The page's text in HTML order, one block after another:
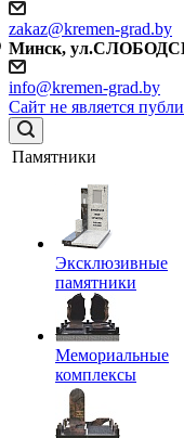
zakaz@kremen-grad.by
Минск,
info@kremen-grad.by
Сайт не является
Памятники
Эксклюзивные
памятники
Мемориальные
комплексы